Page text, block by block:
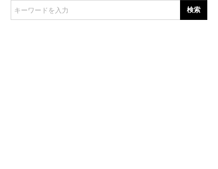
キーワードを入力